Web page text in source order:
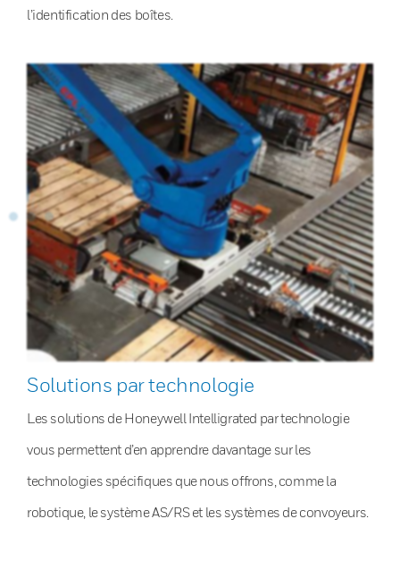
l’identification des boîtes.
Solutions par technologie
Les solutions de Honeywell Intelligrated par technologie
vous permettent d’en apprendre davantage sur les
technologies spécifiques que nous offrons, comme la
robotique, le système AS/RS et les systèmes de convoyeurs.